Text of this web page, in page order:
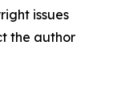
issues
the author